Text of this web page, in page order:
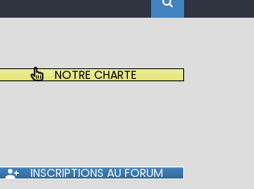
NOTRE CHARTE
INSCRIPTIONS AU FORUM